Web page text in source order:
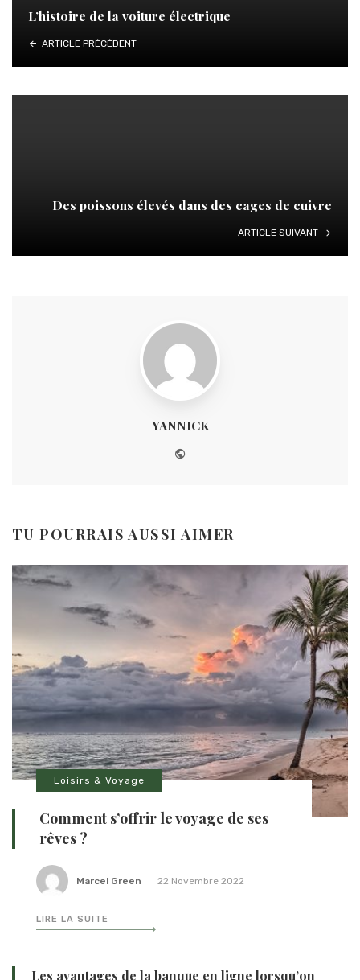
L’histoire de la voiture électrique
ARTICLE PRÉCÉDENT
Des poissons élevés dans des cages de cuivre
ARTICLE SUIVANT
YANNICK
TU POURRAIS AUSSI AIMER
Loisirs & Voyage
Comment s’offrir le voyage de ses
rêves ?
Marcel Green 22 Novembre 2022
LIRE LA SUITE
Les avantages de la banque en ligne lorsqu’on